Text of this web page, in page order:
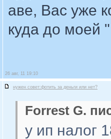
аве, Вас уже
куда до моей
26 авг, 11 19:10
нужен совет:фотить за деньги или нет?
Forrest G.
у ип налог